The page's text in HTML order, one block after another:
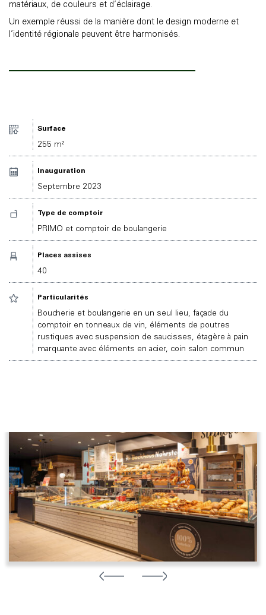
matériaux, de couleurs et d’éclairage.
Un exemple réussi de la manière dont le design moderne et
l’identité régionale peuvent être harmonisés.
Surface
255 m²
Inauguration
Septembre 2023
Type de comptoir
PRIMO et comptoir de boulangerie
Places assises
40
Particularités
Boucherie et boulangerie en un seul lieu, façade du
comptoir en tonneaux de vin, éléments de poutres
rustiques avec suspension de saucisses, étagère à pain
marquante avec éléments en acier, coin salon commun